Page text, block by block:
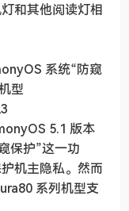
和其他阅读灯相
系统“防窥
型
5.1 版本
保护”这一功
机主隐私。然而
系列机型支